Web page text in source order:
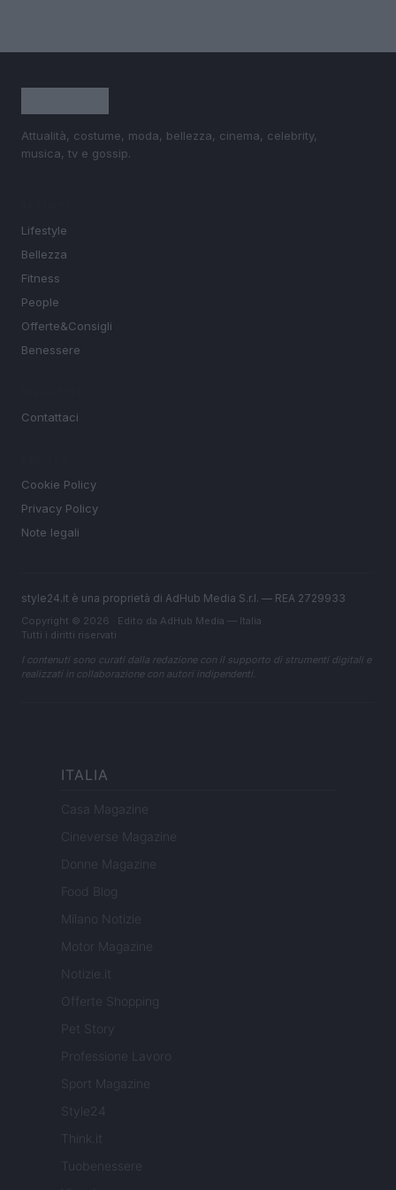
Attualità, costume, moda, bellezza, cinema, celebrity,
musica, tv e gossip.
Lifestyle
Bellezza
Fitness
People
Offerte&Consigli
Benessere
Contattaci
Cookie Policy
Privacy Policy
Note legali
style24.it è una proprietà di AdHub Media S.r.l. — REA 2729933
Copyright © 2026 · Edito da AdHub Media — Italia
Tutti i diritti riservati
I contenuti sono curati dalla redazione con il supporto di strumenti digitali e
realizzati in collaborazione con autori indipendenti.
ITALIA
Casa Magazine
Cineverse Magazine
Donne Magazine
Food Blog
Milano Notizie
Motor Magazine
Notizie.it
Offerte Shopping
Pet Story
Professione Lavoro
Sport Magazine
Style24
Think.it
Tuobenessere